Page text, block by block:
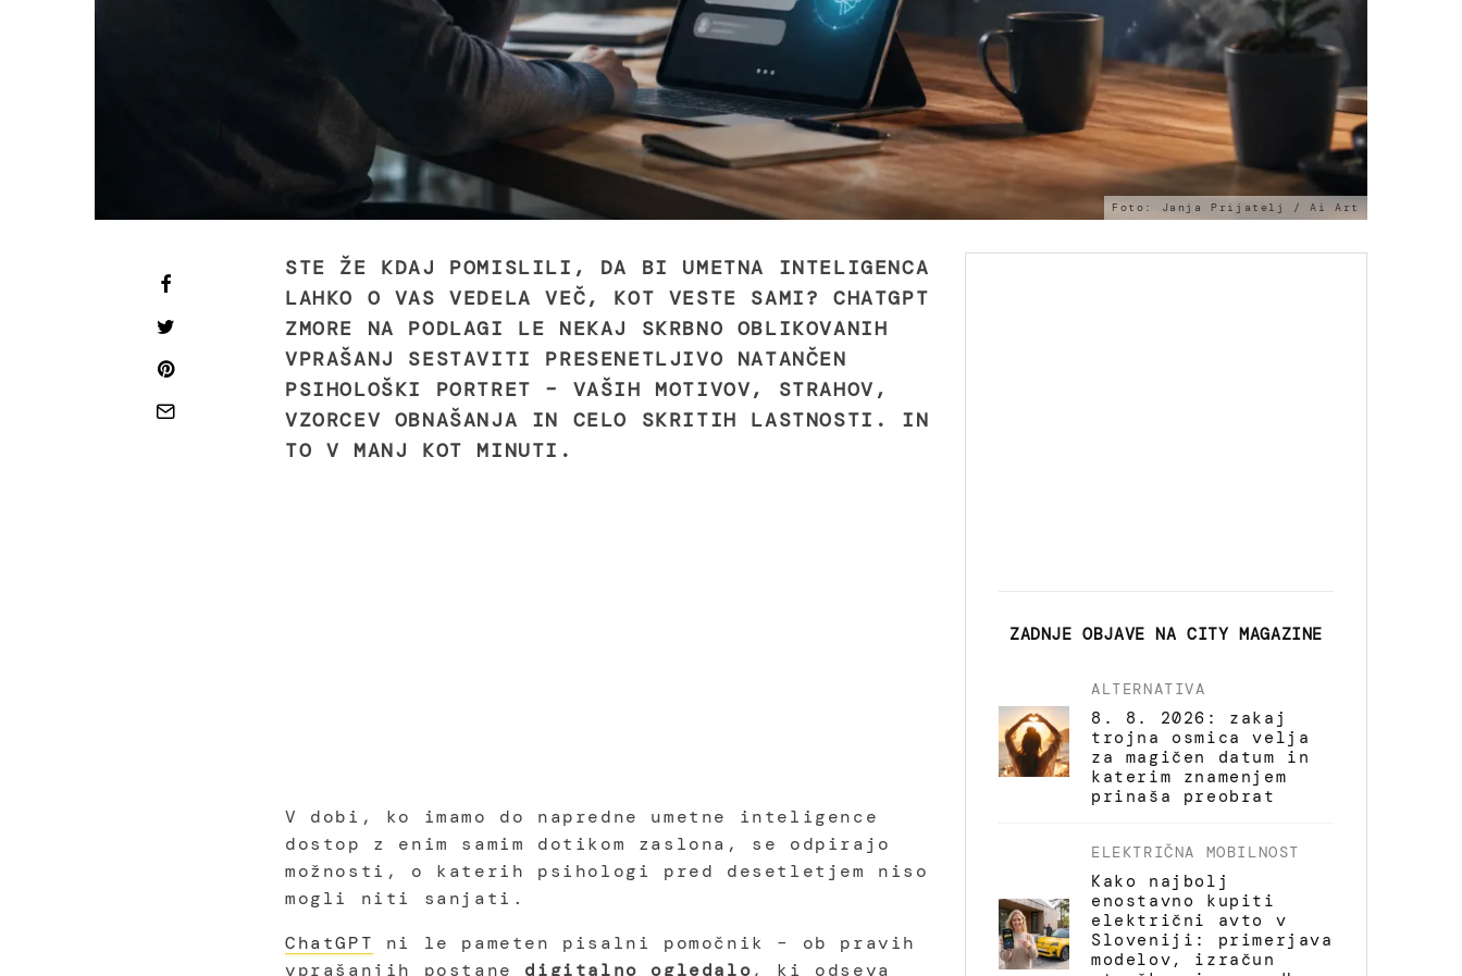
Foto: Janja Prijatelj / Ai Art
STE ŽE KDAJ POMISLILI, DA BI UMETNA INTELIGENCA
LAHKO O VAS VEDELA VEČ, KOT VESTE SAMI? CHATGPT
ZMORE NA PODLAGI LE NEKAJ SKRBNO OBLIKOVANIH
VPRAŠANJ SESTAVITI PRESENETLJIVO NATANČEN
PSIHOLOŠKI PORTRET – VAŠIH MOTIVOV, STRAHOV,
VZORCEV OBNAŠANJA IN CELO SKRITIH LASTNOSTI. IN
TO V MANJ KOT MINUTI.
V dobi, ko imamo do napredne umetne inteligence
dostop z enim samim dotikom zaslona, se odpirajo
možnosti, o katerih psihologi pred desetletjem niso
mogli niti sanjati.
ChatGPT
ni le pameten pisalni pomočnik – ob pravih
vprašanjih postane digitalno ogledalo, ki odseva
ZADNJE OBJAVE NA CITY MAGAZINE
ALTERNATIVA
8. 8. 2026: zakaj
trojna osmica velja
za magičen datum in
katerim znamenjem
prinaša preobrat
ELEKTRIČNA MOBILNOST
Kako najbolj
enostavno kupiti
električni avto v
Sloveniji: primerjava
modelov, izračun